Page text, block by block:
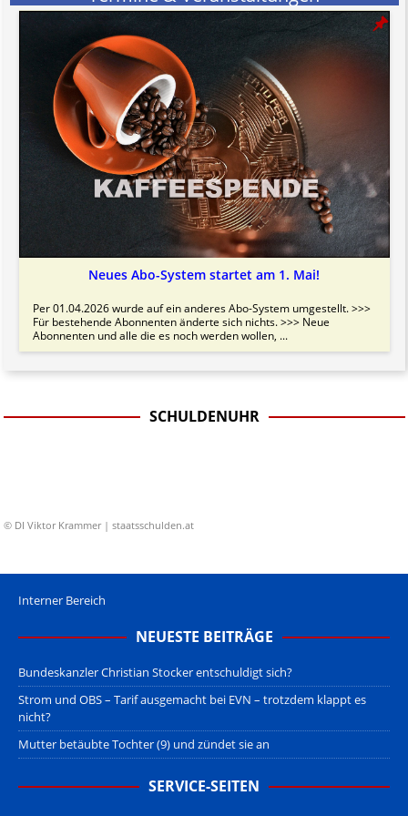
Neues Abo-System startet am 1. Mai!
Per 01.04.2026 wurde auf ein anderes Abo-System umgestellt. >>>
Für bestehende Abonnenten änderte sich nichts. >>> Neue
Abonnenten und alle die es noch werden wollen, ...
SCHULDENUHR
© DI Viktor Krammer | staatsschulden.at
Interner Bereich
NEUESTE BEITRÄGE
Bundeskanzler Christian Stocker entschuldigt sich?
Strom und OBS – Tarif ausgemacht bei EVN – trotzdem klappt es
nicht?
Mutter betäubte Tochter (9) und zündet sie an
SERVICE-SEITEN